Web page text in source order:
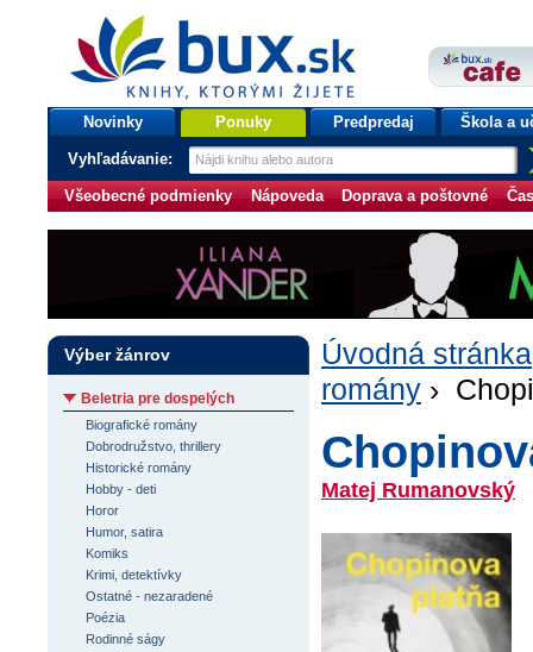
bux.sk
knihy, ktorými žijete
Úvodná stránka
Novinky Ponuky Predpredaj Škola a
Vyhľadávanie:
Všeobecné podmienky Nápoveda Doprava a poštovné
Úvodná stránka
romány ›
Matej Rumanovský
Výber žánrov
Beletria pre dospelých
Biografické romány
Dobrodružstvo, thrillery
Historické romány
Hobby - deti
Horor
Humor, satira
Komiks
Krimi, detektívky
Ostatné - nezaradené
Poézia
Rodinné ságy